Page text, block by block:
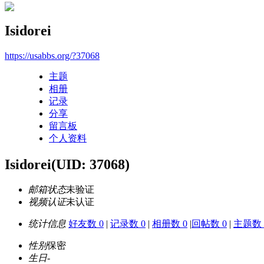
Isidorei
https://usabbs.org/?37068
主题
相册
记录
分享
留言板
个人资料
Isidorei(UID: 37068)
邮箱状态未验证
视频认证未认证
统计信息 好友数 0 | 记录数 0 | 相册数 0 |回帖数 0 | 主题数
性别保密
生日-